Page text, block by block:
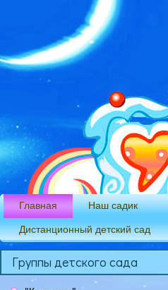
Главная Наш садик
Дистанционный детский сад
Группы детского сада